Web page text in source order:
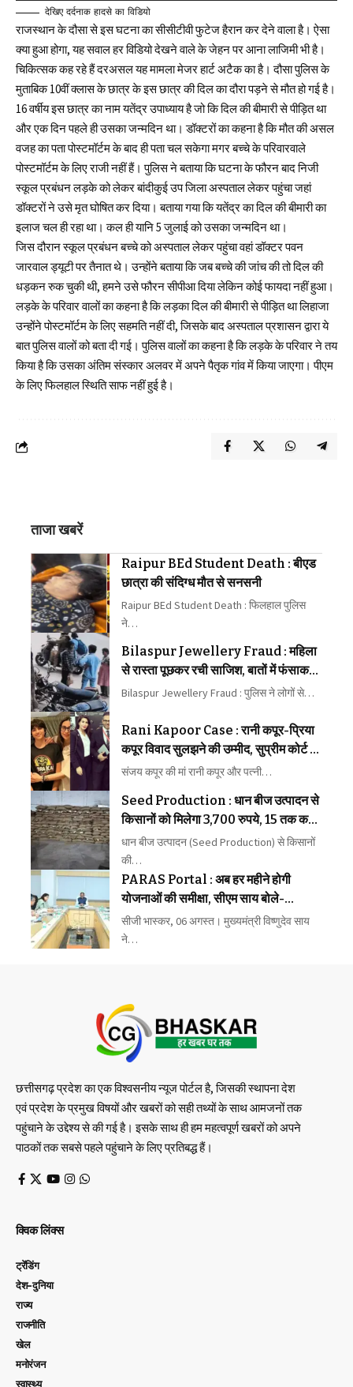
देखिए दर्दनाक हादसे का विडियो
राजस्थान के दौसा से इस घटना का सीसीटीवी फुटेज हैरान कर देने वाला है। ऐसा
क्या हुआ होगा, यह सवाल हर विडियो देखने वाले के जेहन पर आना लाजिमी भी है।
चिकित्सक कह रहे हैं दरअसल यह मामला मेजर हार्ट अटैक का है। दौसा पुलिस के
मुताबिक 10वीं क्लास के छात्र के इस छात्र की दिल का दौरा पड़ने से मौत हो गई है।‌
16 वर्षीय इस छात्र का नाम यतेंद्र उपाध्याय है जो कि दिल की बीमारी से पीड़ित था
और एक दिन पहले ही उसका जन्मदिन था। डॉक्टरों का कहना है कि मौत की असल
वजह का पता पोस्टमॉर्टम के बाद ही पता चल सकेगा मगर बच्चे के परिवारवाले
पोस्टमॉर्टम के लिए राजी नहीं हैं। पुलिस ने बताया कि घटना के फौरन बाद निजी
स्कूल प्रबंधन लड़के को लेकर बांदीकुई उप जिला अस्पताल लेकर पहुंचा जहां
डॉक्टरों ने उसे मृत घोषित कर दिया। बताया गया कि यतेंद्र का दिल की बीमारी का
इलाज चल ही रहा था। कल ही यानि 5 जुलाई को उसका जन्मदिन था।‌
जिस दौरान स्कूल प्रबंधन बच्चे को अस्पताल लेकर पहुंचा वहां डॉक्टर पवन
जारवाल ड्यूटी पर तैनात थे। उन्होंने बताया कि जब बच्चे की जांच की तो दिल की
धड़कन रुक चुकी थी, हमने उसे फौरन सीपीआ दिया लेकिन कोई फायदा नहीं हुआ।
लड़के के परिवार वालों का कहना है कि लड़का दिल की बीमारी से पीड़ित था लिहाजा
उन्होंने पोस्टमॉर्टम के लिए सहमति नहीं दी, जिसके बाद अस्पताल प्रशासन द्वारा ये
बात पुलिस वालों को बता दी गई। पुलिस वालों का कहना है कि लड़के के परिवार ने तय
किया है कि उसका अंतिम संस्कार अलवर में अपने पैतृक गांव में किया जाएगा। पीएम
के लिए फिलहाल स्थिति साफ नहीं हुई है।
ताजा खबरें
Raipur BEd Student Death : बीएड
छात्रा की संदिग्ध मौत से सनसनी
Raipur BEd Student Death : फिलहाल पुलिस
ने…
Bilaspur Jewellery Fraud : महिला
से रास्ता पूछकर रची साजिश, बातों में फंसाकर
जेवर लेकर भागे बदमाश
Bilaspur Jewellery Fraud : पुलिस ने लोगों से…
Rani Kapoor Case : रानी कपूर-प्रिया
कपूर विवाद सुलझने की उम्मीद, सुप्रीम कोर्ट ने
मध्यस्थता पर जताया भरोसा
संजय कपूर की मां रानी कपूर और पत्नी…
Seed Production : धान बीज उत्पादन से
किसानों को मिलेगा 3,700 रुपये, 15 तक कराएं
पंजीयन
धान बीज उत्पादन (Seed Production) से किसानों
की…
PARAS Portal : अब हर महीने होगी
योजनाओं की समीक्षा, सीएम साय बोले-
लापरवाही बिल्कुल बर्दाश्त नहीं
सीजी भास्कर, 06 अगस्त। मुख्यमंत्री विष्णुदेव साय
ने…
छत्तीसगढ़ प्रदेश का एक विश्वसनीय न्यूज पोर्टल है, जिसकी स्थापना देश
एवं प्रदेश के प्रमुख विषयों और खबरों को सही तथ्यों के साथ आमजनों तक
पहुंचाने के उद्देश्य से की गई है। इसके साथ ही हम महत्वपूर्ण खबरों को अपने
पाठकों तक सबसे पहले पहुंचाने के लिए प्रतिबद्ध हैं।
क्विक लिंक्स
ट्रेंडिंग
देश-दुनिया
राज्य
राजनीति
खेल
मनोरंजन
स्वास्थ्य